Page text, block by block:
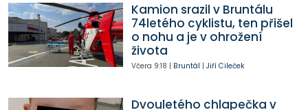
Kamion srazil v Bruntálu
74letého cyklistu, ten přišel
o nohu a je v ohrožení
života
Včera 9:18 | Bruntál | Jiří Cileček
Dvouletého chlapečka v